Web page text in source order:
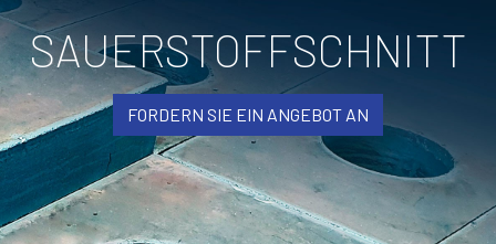
SAUERSTOFFSCHNITT
FORDERN SIE EIN ANGEBOT AN